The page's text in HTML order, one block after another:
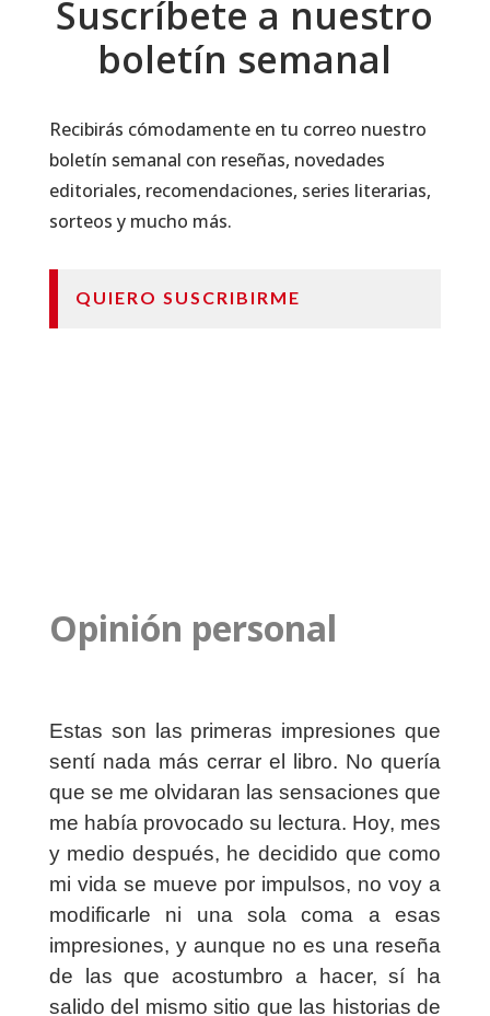
Suscríbete a nuestro
boletín semanal
Recibirás cómodamente en tu correo nuestro
boletín semanal con reseñas, novedades
editoriales, recomendaciones, series literarias,
sorteos y mucho más.
QUIERO SUSCRIBIRME
Opinión personal
Estas son las primeras impresiones que
sentí nada más cerrar el libro. No quería
que se me olvidaran las sensaciones que
me había provocado su lectura. Hoy, mes
y medio después, he decidido que como
mi vida se mueve por impulsos, no voy a
modificarle ni una sola coma a esas
impresiones, y aunque no es una reseña
de las que acostumbro a hacer, sí ha
salido del mismo sitio que las historias de